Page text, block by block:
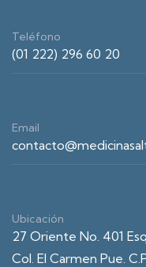
Teléfono
(01 222) 296 60 20
Email
Ubicación
27 Oriente No. 401
Col. El Carmen Pue.